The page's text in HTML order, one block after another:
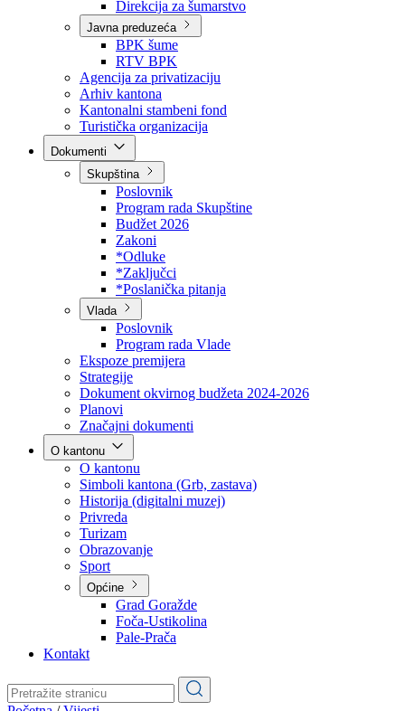
Direkcije
Direkcija za robne rezerve
Direkcija za ceste
Direkcija za šumarstvo
Javna preduzeća
BPK šume
RTV BPK
Agencija za privatizaciju
Arhiv kantona
Kantonalni stambeni fond
Turistička organizacija
Skupština
Poslovnik
Program rada Skupštine
Budžet 2026
Zakoni
*Odluke
*Zaključci
*Poslanička pitanja
Vlada
Poslovnik
Program rada Vlade
Ekspoze premijera
Strategije
Dokument okvirnog budžeta 2024-2026
Planovi
Značajni dokumenti
O kantonu
O kantonu
Simboli kantona (Grb, zastava)
Historija (digitalni muzej)
Privreda
Turizam
Obrazovanje
Općine
Pale-Prača
Kontakt